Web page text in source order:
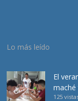
Lo más leído
El
125